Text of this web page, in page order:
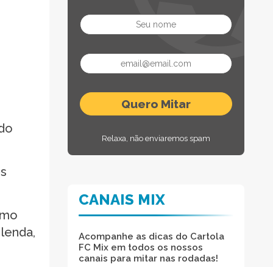
Relaxa, não enviaremos spam
CANAIS MIX
Acompanhe as dicas do Cartola
FC Mix em todos os nossos
canais para mitar nas rodadas!